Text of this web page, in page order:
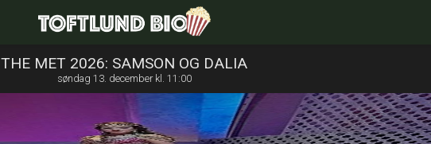
Toftlund Biograf
THE MET 2026: SAMSON OG DALIA
søndag 13. december kl. 11:00
front03-cc 011628